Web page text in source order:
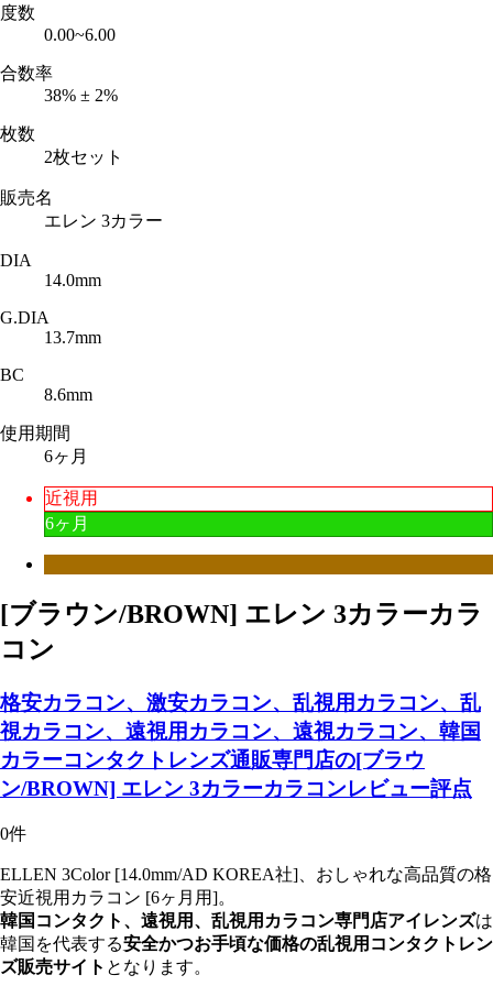
度数
0.00~6.00
合数率
38% ± 2%
枚数
2枚セット
販売名
エレン 3カラー
DIA
14.0mm
G.DIA
13.7mm
BC
8.6mm
使用期間
6ヶ月
近視用
6ヶ月
[ブラウン/BROWN] エレン 3カラーカラ
コン
格安カラコン、激安カラコン、乱視用カラコン、乱
視カラコン、遠視用カラコン、遠視カラコン、韓国
カラーコンタクトレンズ通販専門店の[ブラウ
ン/BROWN] エレン 3カラーカラコンレビュー評点
0件
ELLEN 3Color [14.0mm/AD KOREA社]、おしゃれな高品質の格
安近視用カラコン [6ヶ月用]。
韓国コンタクト、遠視用、乱視用カラコン専門店アイレンズは
韓国を代表する安全かつお手頃な価格の乱視用コンタクトレン
ズ販売サイト となります。